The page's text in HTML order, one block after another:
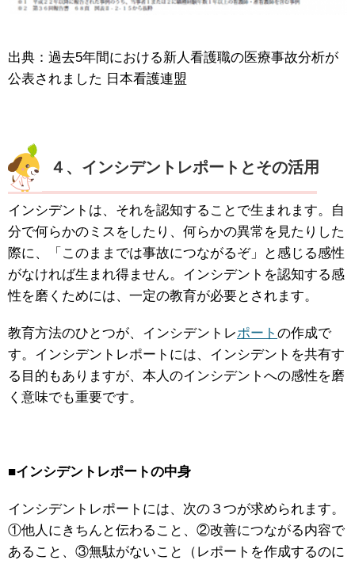
出典：過去5年間における新人看護職の医療事故分析が
公表されました 日本看護連盟
４、インシデントレポートとその活用
インシデントは、それを認知することで生まれます。自
分で何らかのミスをしたり、何らかの異常を見たりした
際に、「このままでは事故につながるぞ」と感じる感性
がなければ生まれ得ません。インシデントを認知する感
性を磨くためには、一定の教育が必要とされます。
教育方法のひとつが、インシデントレポート の作成で
す。インシデントレポートには、インシデントを共有す
る目的もありますが、本人のインシデントへの感性を磨
く意味でも重要です。
■インシデントレポートの中身
インシデントレポートには、次の３つが求められます。
①他人にきちんと伝わること、②改善につながる内容で
あること、③無駄がないこと（レポートを作成するのに